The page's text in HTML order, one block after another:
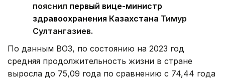
пояснил первый вице-министр
здравоохранения Казахстана Тимур
Султангазиев.
По данным ВОЗ, по состоянию на 2023 год
средняя продолжительность жизни в стране
выросла до 75,09 года по сравнению с 74,44 года